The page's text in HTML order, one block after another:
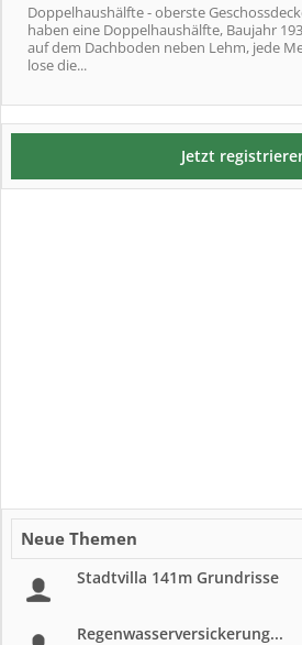
Doppelhaushälfte - oberste
haben eine Doppelhaushälfte, Baujahr
auf dem Dachboden neben Lehm, jede
lose die...
Jetzt
Neue Themen
Stadtvilla 141m Grundrisse
Regenwasserversickerung...